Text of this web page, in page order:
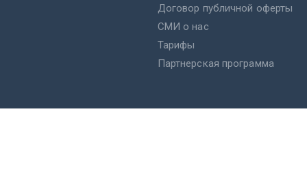
Договор публичной оферты
СМИ о нас
Тарифы
Партнерская программа